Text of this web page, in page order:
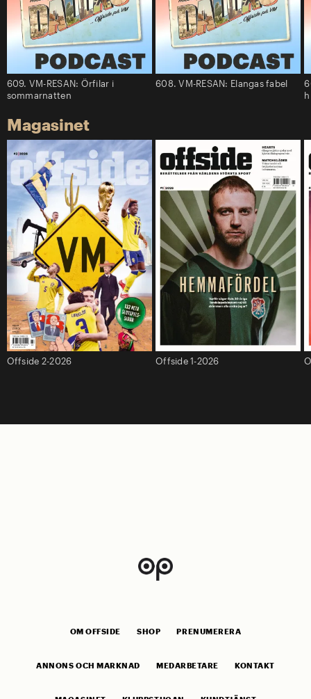
609. VM-RESAN: Örfilar i
sommarnatten
608. VM-RESAN: Elangas fabel
Magasinet
Offside 2-2026 Offside 1-2026
OM OFFSIDE SHOP PRENUMERERA
ANNONS OCH MARKNAD MEDARBETARE KONTAKT